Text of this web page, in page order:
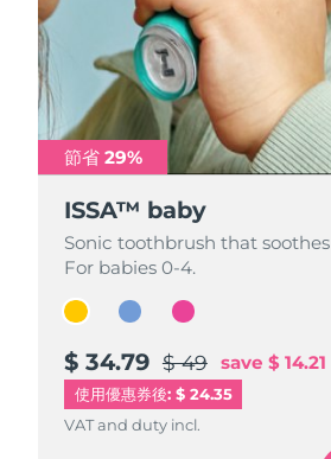
節省 29%
ISSA™ baby
Sonic toothbrush that
For babies 0-4.
$ 34.79 $ 49 save $ 14.21
使用優惠券後: $ 24.35
VAT and duty incl.
節省 29%
ISSA™ baby
Sonic toothbrush that
For babies 0-4.
$ 34.79 $ 49 save $ 14.21
VAT and duty incl.
節省 29%
ISSA™ baby
Sonic toothbrush that
For babies 0-4.
$ 34.79 $ 49 save $ 14.21
VAT and duty incl.